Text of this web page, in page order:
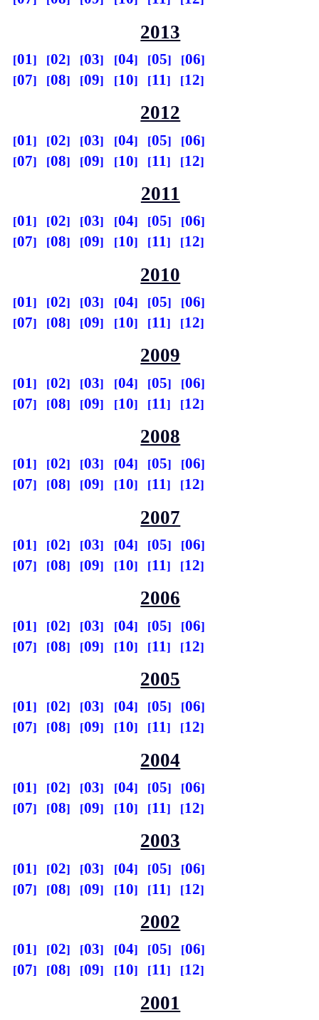
2013
01 02 03 04 05
06
07
08 09 10 11 12
2012
01 02 03 04 05
06
07
08 09 10 11 12
2011
01 02 03 04 05
06
07
08 09 10 11 12
2010
01 02 03 04 05
06
07
08 09 10 11 12
2009
01 02 03 04 05
06
07
08 09 10 11 12
2008
01 02 03 04 05
06
07
08 09 10 11 12
2007
01 02 03 04 05
06
07
08 09 10 11 12
2006
01 02 03 04 05
06
07
08 09 10 11 12
2005
01 02 03 04 05
06
07
08 09 10 11 12
2004
01 02 03 04 05
06
07
08 09 10 11 12
2003
01 02 03 04 05
06
07
08 09 10 11 12
2002
01 02 03 04 05
06
07
08 09 10 11 12
2001